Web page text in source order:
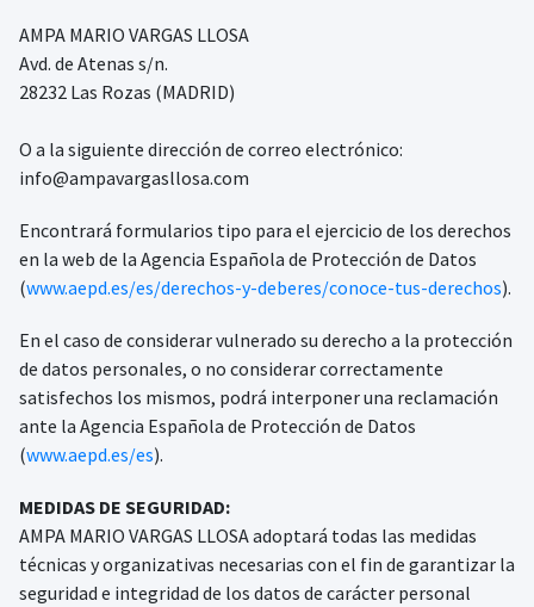
AMPA MARIO VARGAS LLOSA
Avd. de Atenas s/n.
28232 Las Rozas (MADRID)
O a la siguiente dirección de correo electrónico:
info@ampavargasllosa.com
Encontrará formularios tipo para el ejercicio de los derechos
en la web de la Agencia Española de Protección de Datos
(www.aepd.es/es/derechos-y-deberes/conoce-tus-derechos).
En el caso de considerar vulnerado su derecho a la protección
de datos personales, o no considerar correctamente
satisfechos los mismos, podrá interponer una reclamación
ante la Agencia Española de Protección de Datos
(www.aepd.es/es).
MEDIDAS DE SEGURIDAD:
AMPA MARIO VARGAS LLOSA adoptará todas las medidas
técnicas y organizativas necesarias con el fin de garantizar la
seguridad e integridad de los datos de carácter personal